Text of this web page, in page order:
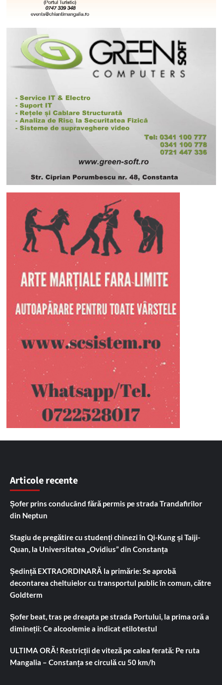
Articole recente
Șofer prins conducând fără permis pe strada Trandafirilor
din Neptun
Stagiu de pregătire cu studenți chinezi în Qi-Kung și Taiji-
Quan, la Universitatea „Ovidius” din Constanța
Ședință EXTRAORDINARĂ la primărie: Se aprobă
decontarea cheltuielor cu transportul public în comun, către
Goldterm
Șofer beat, tras pe dreapta pe strada Portului, la prima oră a
dimineții: Ce alcoolemie a indicat etilotestul
ULTIMA ORĂ! Restricții de viteză pe calea ferată: Pe ruta
Mangalia – Constanța se circulă cu 50 km/h